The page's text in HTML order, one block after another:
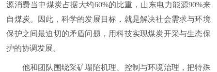
源消费当中煤炭占据大约60%的比重，山东电力能源90%来
自煤炭。因此，科学的发展目标，就是解决社会需求与环境
保护之间最迫切的矛盾问题，用科技实现煤炭开采与生态保
护的协调发展。
他和团队围绕采矿塌陷机理、控制与环境治理，把特殊